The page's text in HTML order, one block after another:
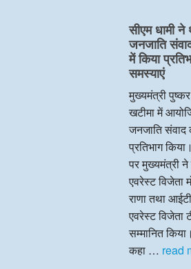
o
o
k
e
r
e
d
I
n
सीएम धामी ने
जनजाति
में किया
समस्याएं
मुख्यमंत्री
खटीमा में
जनजाति संवाद
प्रतिभाग
पर मुख्यमंत्री
एवरेस्ट विजेता
राणा तथा
एवरेस्ट विजेता
सम्मानित
कहा … read